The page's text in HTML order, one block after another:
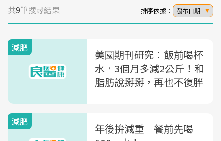
共9筆搜尋結果 排序依據： 發布日期
減肥
美國期刊研究：飯前喝杯
水，3個月多減2公斤！和
脂肪說掰掰，再也不復胖
減肥
年後拚減重 餐前先喝